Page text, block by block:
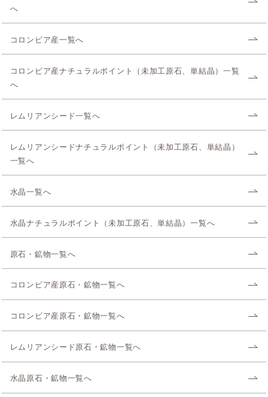
へ
コロンビア産一覧へ
コロンビア産ナチュラルポイント（未加工原石、単結晶）一覧
へ
レムリアンシード一覧へ
レムリアンシードナチュラルポイント（未加工原石、単結晶）
一覧へ
水晶一覧へ
水晶ナチュラルポイント（未加工原石、単結晶）一覧へ
原石・鉱物一覧へ
コロンビア産原石・鉱物一覧へ
コロンビア産原石・鉱物一覧へ
レムリアンシード原石・鉱物一覧へ
水晶原石・鉱物一覧へ